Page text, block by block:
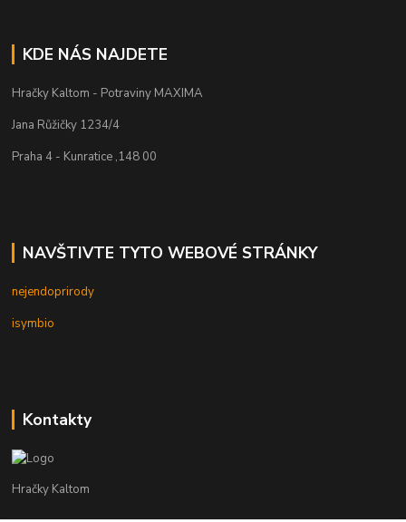
KDE NÁS NAJDETE
Hračky Kaltom - Potraviny MAXIMA
Jana Růžičky 1234/4
Praha 4 - Kunratice ,148 00
NAVŠTIVTE TYTO WEBOVÉ STRÁNKY
nejendoprirody
isymbio
Kontakty
Hračky Kaltom